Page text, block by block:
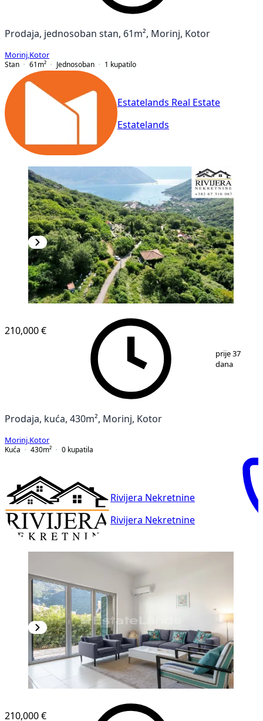
Prodaja, jednosoban stan, 61m², Morinj, Kotor
Morinj Kotor
Stan
61 m² Jednosoban 1 kupatilo
Estatelands Real Estate
Estatelands
210,000 €
prije 37
dana
Prodaja, kuća, 430m², Morinj, Kotor
Morinj Kotor
Kuća
430m² 0 kupatila
Rivijera Nekretnine
Rivijera Nekretnine
210,000 €